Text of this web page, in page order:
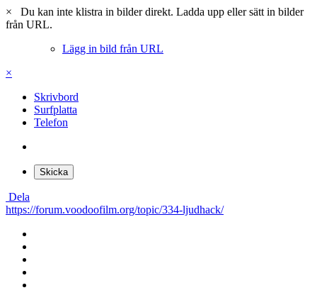
×
Du kan inte klistra in bilder direkt. Ladda upp eller sätt in bilder
från URL.
Lägg in bild från URL
×
Skrivbord
Surfplatta
Telefon
Skicka
Dela
https://forum.voodoofilm.org/topic/334-ljudhack/